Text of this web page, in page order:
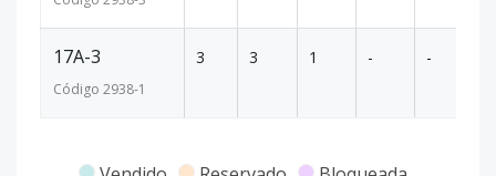
17A-3
Código 2938-1
3 3 1 - -